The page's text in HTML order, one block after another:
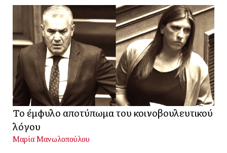
Το έμφυλο αποτύπωμα του κοινοβουλευτικού
λόγου
Μαρία Μανωλοπούλου